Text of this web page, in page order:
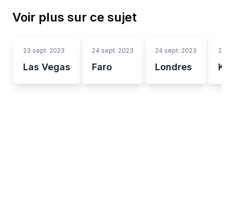
Voir plus sur ce sujet
23 sept. 2023
Las Vegas
24 sept. 2023
Faro
24 sept. 2023
Londres
24